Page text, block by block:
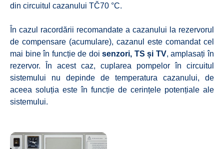
din circuitul cazanului TČ70 °C.
În cazul racordării recomandate a cazanului la rezervorul
de compensare (acumulare), cazanul este comandat cel
mai bine în funcție de doi senzori, TS și TV, amplasați în
rezervor. În acest caz, cuplarea pompelor în circuitul
sistemului nu depinde de temperatura cazanului, de
aceea soluția este în funcție de cerințele potențiale ale
sistemului.